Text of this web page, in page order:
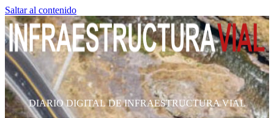
Saltar al contenido
DIARIO DIGITAL DE INFRAESTRUCTURA VIAL